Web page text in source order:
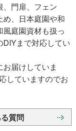
、門扉、フェン
、日本庭園や和
庭園資材も扱っ
まで対応してい
届けしていま
していますのでお
質問